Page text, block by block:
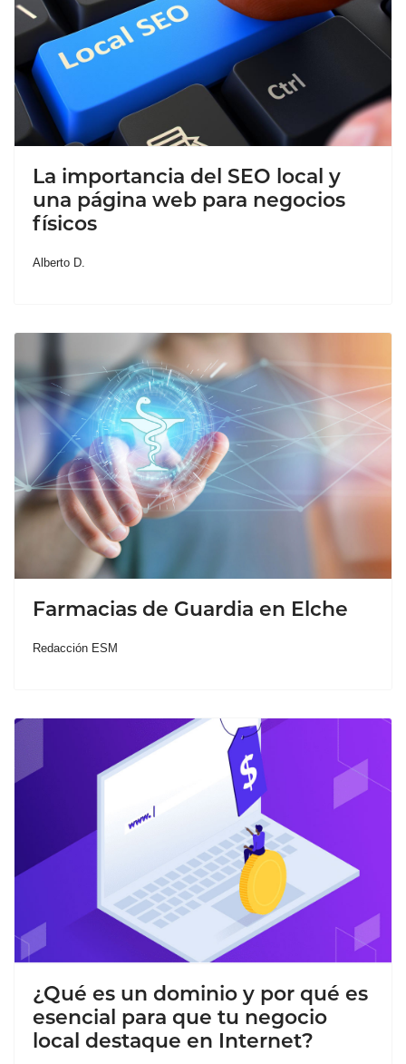
La importancia del SEO local y
una página web para negocios
físicos
Alberto D.
Farmacias de Guardia en Elche
Redacción ESM
¿Qué es un dominio y por qué es
esencial para que tu negocio
local destaque en Internet?